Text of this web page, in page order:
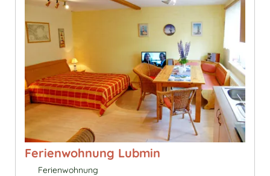
Ferienwohnung Lubmin
Ferienwohnung